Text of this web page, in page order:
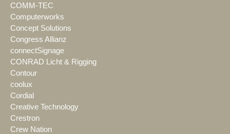
COMM-TEC
Computerworks
Concept Solutions
Congress Allianz
connectSignage
CONRAD Licht & Rigging
Contour
coolux
Cordial
Creative Technology
Crestron
Crew Nation